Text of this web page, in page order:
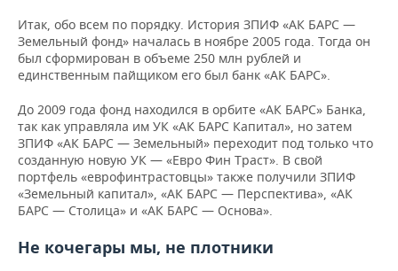
Итак, обо всем по порядку. История ЗПИФ «АК БАРС —
Земельный фонд» началась в ноябре 2005 года. Тогда он
был сформирован в объеме 250 млн рублей и
единственным пайщиком его был банк «АК БАРС».
До 2009 года фонд находился в орбите «АК БАРС» Банка,
так как управляла им УК «АК БАРС Капитал», но затем
ЗПИФ «АК БАРС — Земельный» переходит под только что
созданную новую УК — «Евро Фин Траст». В свой
портфель «еврофинтрастовцы» также получили ЗПИФ
«Земельный капитал», «АК БАРС — Перспектива», «АК
БАРС — Столица» и «АК БАРС — Основа».
Не кочегары мы, не плотники